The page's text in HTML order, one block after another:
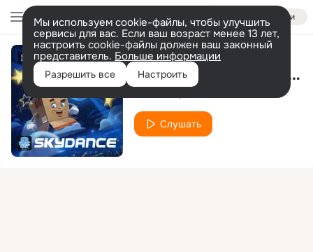
Войти
Мы используем cookie-файлы, чтобы улучшить
сервисы для вас. Если ваш возраст менее 13 лет,
настроить cookie-файлы должен ваш законный
представитель. Больше информации
Разрешить все Настроить Skydance (BETTER KICKS Remix)
Слушать